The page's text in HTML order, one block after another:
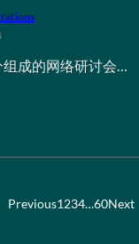
成的网络研讨会…
Previous1234…60Next